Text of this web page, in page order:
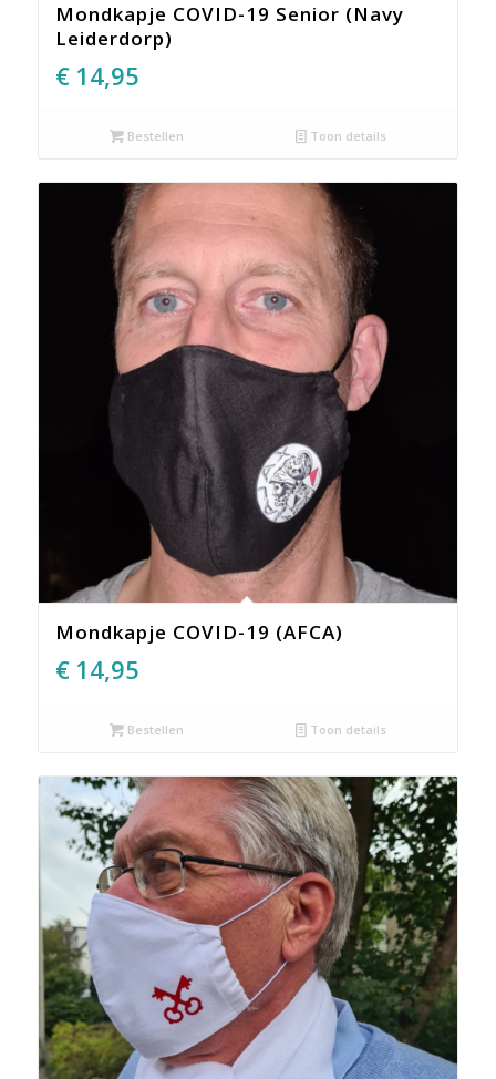
Mondkapje COVID-19 Senior (Navy
Leiderdorp)
€ 14,95
Bestellen Toon details
Mondkapje COVID-19 (AFCA)
€ 14,95
Bestellen Toon details